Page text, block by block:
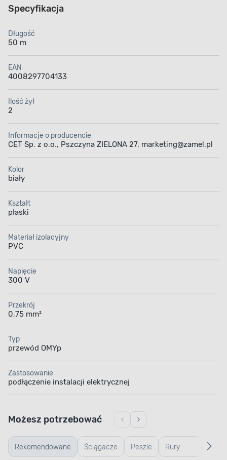
Specyfikacja
Długość
50 m
EAN
4008297704133
Ilość żył
2
Informacje o producencie
CET Sp. z o.o., Pszczyna ZIELONA 27, marketing@zamel.pl
Kolor
biały
Kształt
płaski
Materiał izolacyjny
PVC
Napięcie
300 V
Przekrój
0,75 mm²
Typ
przewód OMYp
Zastosowanie
podłączenie instalacji elektrycznej
Rekomendowane Ściągacze Peszle Rury
Możesz potrzebować